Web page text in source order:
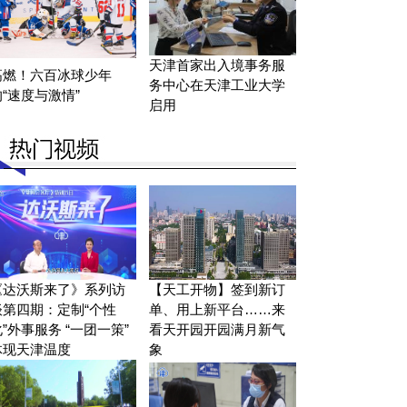
燃！六百冰球少年
速度与激情”
天津首家出入境事务服
务中心在天津工业大学
启用
达沃斯来了》系列访
四期：定制“个性
外事服务 “一团一策”
现天津温度
【天工开物】签到新订
单、用上新平台……来
看天开园开园满月新气
象